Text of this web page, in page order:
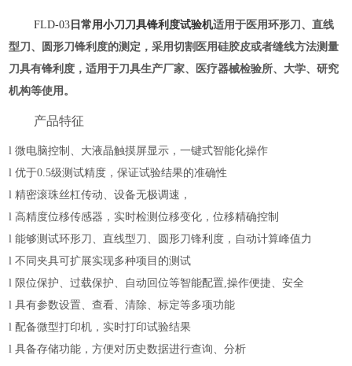
FLD-03 日常用小刀刀具锋利度试验机适用于医用环形刀、直线
型刀、圆形刀锋利度的测定，采用切割医用硅胶皮或者缝线方法测量
刀具有锋利度 ，适用于刀具生产厂家、医疗器械检验所、大学、研究
机构等使用。
产品特征
l微电脑控制、 大液晶触摸屏显示，一键式智能化操作
l优于0.5级测试精度，保证试验结果的准确性
l精密滚珠丝杠传动、设备无极调速，
l 高精度位移传感器，实时检测位移变化 ，位移精确控制
l能够测试环形刀、直线型刀、圆形刀锋利度，自动计算峰值力
l不同夹具可扩展实现多种项目的测试
l 限位保护、过载保护、自动回位等智能配置,操作便捷、安全
l具有参数设置、查看、清除、标定等多项功能
l 配备微型打印机，实时打印试验结果
l具备存储功能，方便对历史数据进行查询、分析